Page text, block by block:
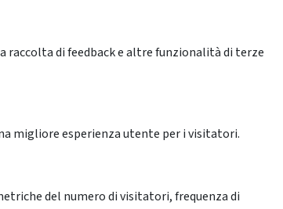
raccolta di feedback e altre funzionalità di terze
migliore esperienza utente per i visitatori.
del numero di visitatori, frequenza di